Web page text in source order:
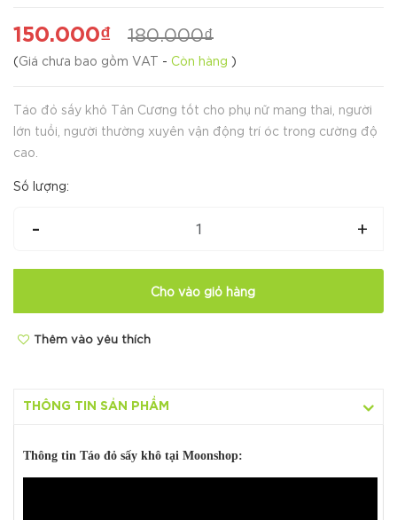
150.000₫ 180.000₫
( Giá chưa bao gồm VAT - Còn hàng )
Táo đỏ sấy khô Tân Cương tốt cho phụ nữ mang thai, người
lớn tuổi, người thường xuyên vận động trí óc trong cường độ
cao.
Số lượng:
- +
Cho vào giỏ hàng
Thêm vào yêu thích
THÔNG TIN SẢN PHẨM
Thông tin Táo đỏ sấy khô tại Moonshop: